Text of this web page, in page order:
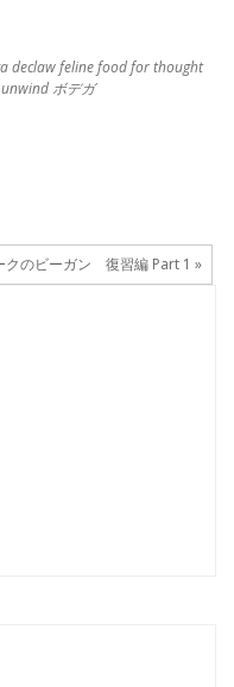
declawfelinefood for thought
unwind ボデガ
クのビーガン 復習編 Part 1 »